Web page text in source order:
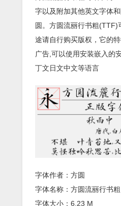
字以及附加其他英文字体
圆。方圆流丽行书粗(TTF)
途请自行购买版权，它的
广告,可以使用安装嵌入的
丁文日文中文等语言
字体作者：方圆
字体名称：方圆流丽行书粗
字体大小：6.23 M